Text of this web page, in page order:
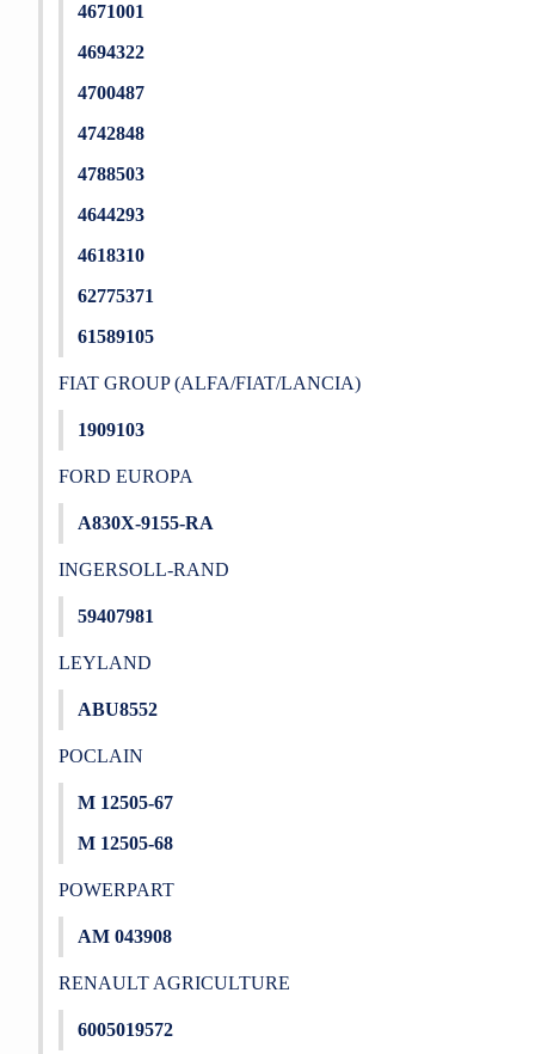
4671001
4694322
4700487
4742848
4788503
4644293
4618310
62775371
61589105
FIAT GROUP (ALFA/FIAT/LANCIA)
1909103
FORD EUROPA
A830X-9155-RA
INGERSOLL-RAND
59407981
LEYLAND
ABU8552
POCLAIN
M 12505-67
M 12505-68
POWERPART
AM 043908
RENAULT AGRICULTURE
6005019572